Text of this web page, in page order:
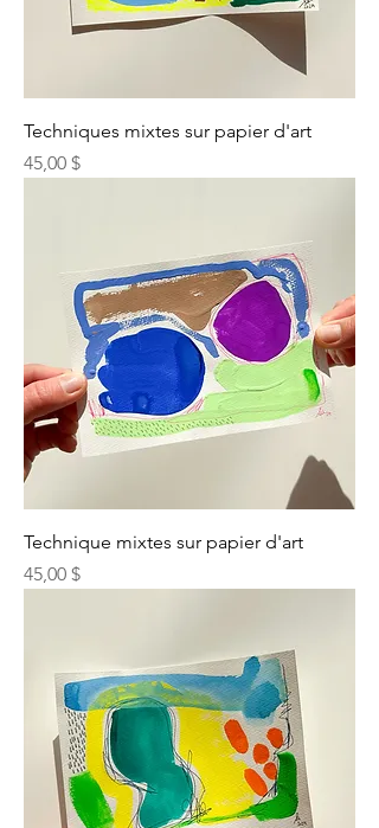
Techniques mixtes sur papier d'art
Prix
45,00 $
Technique mixtes sur papier d'art
Prix
45,00 $